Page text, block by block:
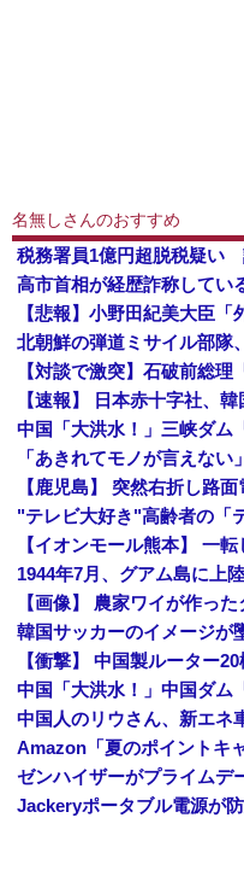
名無しさんのおすすめ
税務署員1億円超脱税疑い
"テレビ大好き"高齢者の「
1944年7月、グアム島に上
韓国サッカーのイメージが